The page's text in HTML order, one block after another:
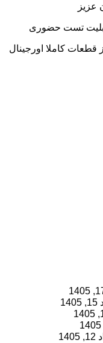
عزیز
قابلیت تست حضوری
قطعات کاملا اورجینال